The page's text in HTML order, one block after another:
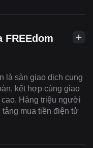
là sàn giao dịch cung
kết hợp cùng giao
Hàng triệu người
mua tiền điện tử